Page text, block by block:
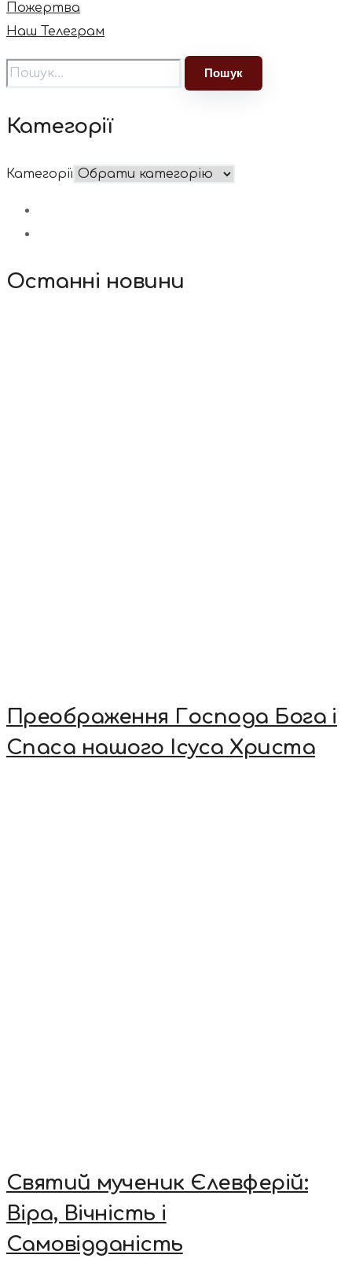
Пожертва
Наш Телеграм
Категорії
Категорії
Останні новини
Преображення Господа Бога і
Спаса нашого Ісуса Христа
Святий мученик Єлевферій:
Віра, Вічність і
Самовідданість